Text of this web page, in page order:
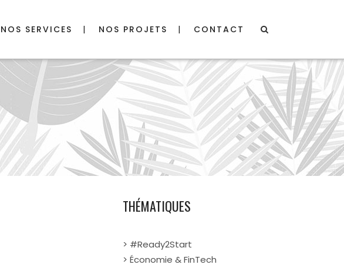
NOS SERVICES NOS PROJETS CONTACT
THÉMATIQUES
> #Ready2Start
> Économie & FinTech